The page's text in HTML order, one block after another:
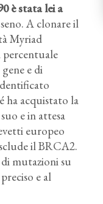
è stata lei a
A clonare il
Myriad
percentuale
e di
ha acquistato la
e in attesa
europeo
il BRCA2.
mutazioni su
e al